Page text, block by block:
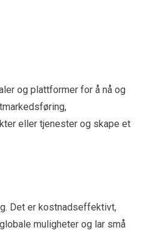
og plattformer for å nå og
eller tjenester og skape et
Det er kostnadseffektivt,
muligheter og lar små